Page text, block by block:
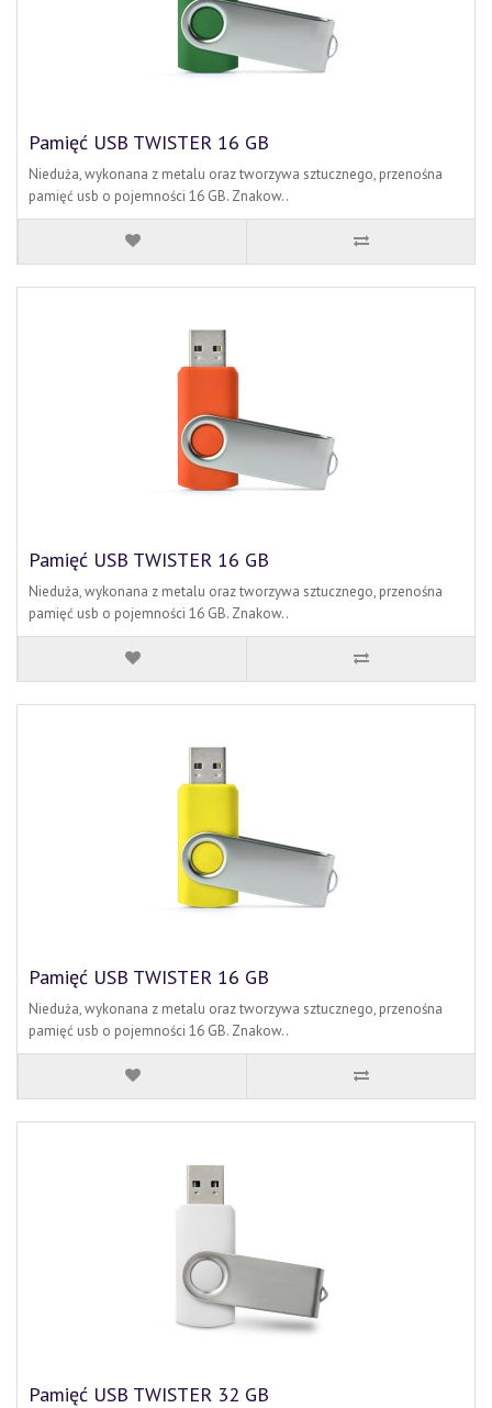
Pamięć USB TWISTER 16 GB
Nieduża, wykonana z metalu oraz tworzywa sztucznego, przenośna
pamięć usb o pojemności 16 GB. Znakow..
Pamięć USB TWISTER 16 GB
Nieduża, wykonana z metalu oraz tworzywa sztucznego, przenośna
pamięć usb o pojemności 16 GB. Znakow..
Pamięć USB TWISTER 16 GB
Nieduża, wykonana z metalu oraz tworzywa sztucznego, przenośna
pamięć usb o pojemności 16 GB. Znakow..
Pamięć USB TWISTER 32 GB